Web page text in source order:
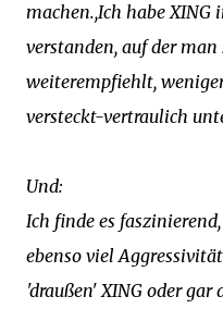
machen.,Ich habe
verstanden, auf der
weiterempfiehlt,
versteckt-vertraulich
Und:
Ich finde es
ebenso viel
'draußen' XING oder gar